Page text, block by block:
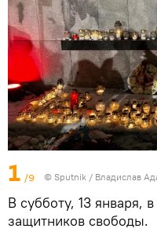
1 /9 © Sputnik / Владислав
В субботу, 13 января,
защитников свободы.